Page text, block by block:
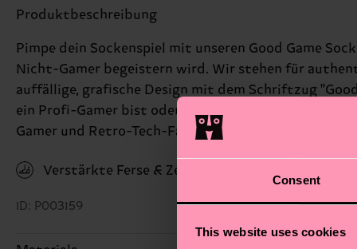
Consent
This website uses cookies
Produktbeschreibung
Pimpe dein Sockenspiel mit unseren Good Game
Nicht-Gamer begeistern wird. Wir stehen für
auffällige, grafische Design mit dem Schriftzug
ein Profi-Gamer bist oder einfach nur die Ästhetik
Gamer und Retro-Tech-Fans.
Verstärkte Ferse & Zehen
ID: P003159